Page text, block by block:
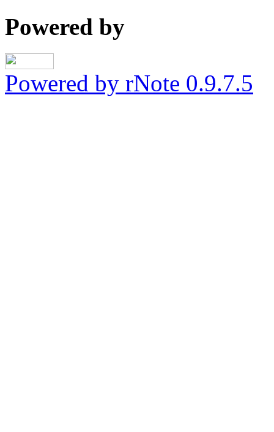
Powered by
Powered by rNote 0.9.7.5